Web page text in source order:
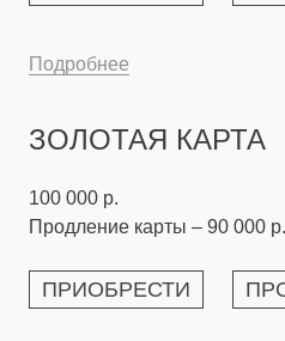
Подробнее
ЗОЛОТАЯ КАРТА
100 000 р.
Продление карты – 90 000 р.
ПРИОБРЕСТИ